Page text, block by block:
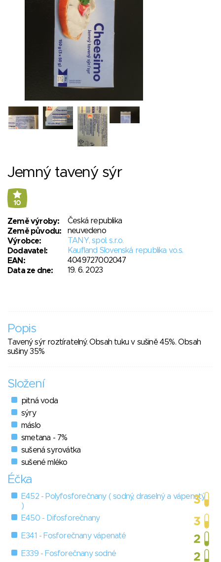
Jemný tavený sýr
10
Země výroby:
Česká republika
Země původu:
neuvedeno
Výrobce:
TANY, spol. s.r.o.
Dodavatel:
Kaufland Slovenská republika v.o.s.
EAN:
4049727002047
Data ze dne:
19. 6. 2023
Popis
Tavený sýr roztíratelný. Obsah tuku v sušině 45%. Obsah
sušiny 35%
Složení
pitná voda
sýry
máslo
smetana - 7%
sušená syrovátka
sušené mléko
Éčka
E452 - Polyfosforečnany ( sodný, draselný a vápenatý
)
E450 - Difosforečnany
E341 - Fosforečnany vápenaté
E339 - Fosforečnany sodné